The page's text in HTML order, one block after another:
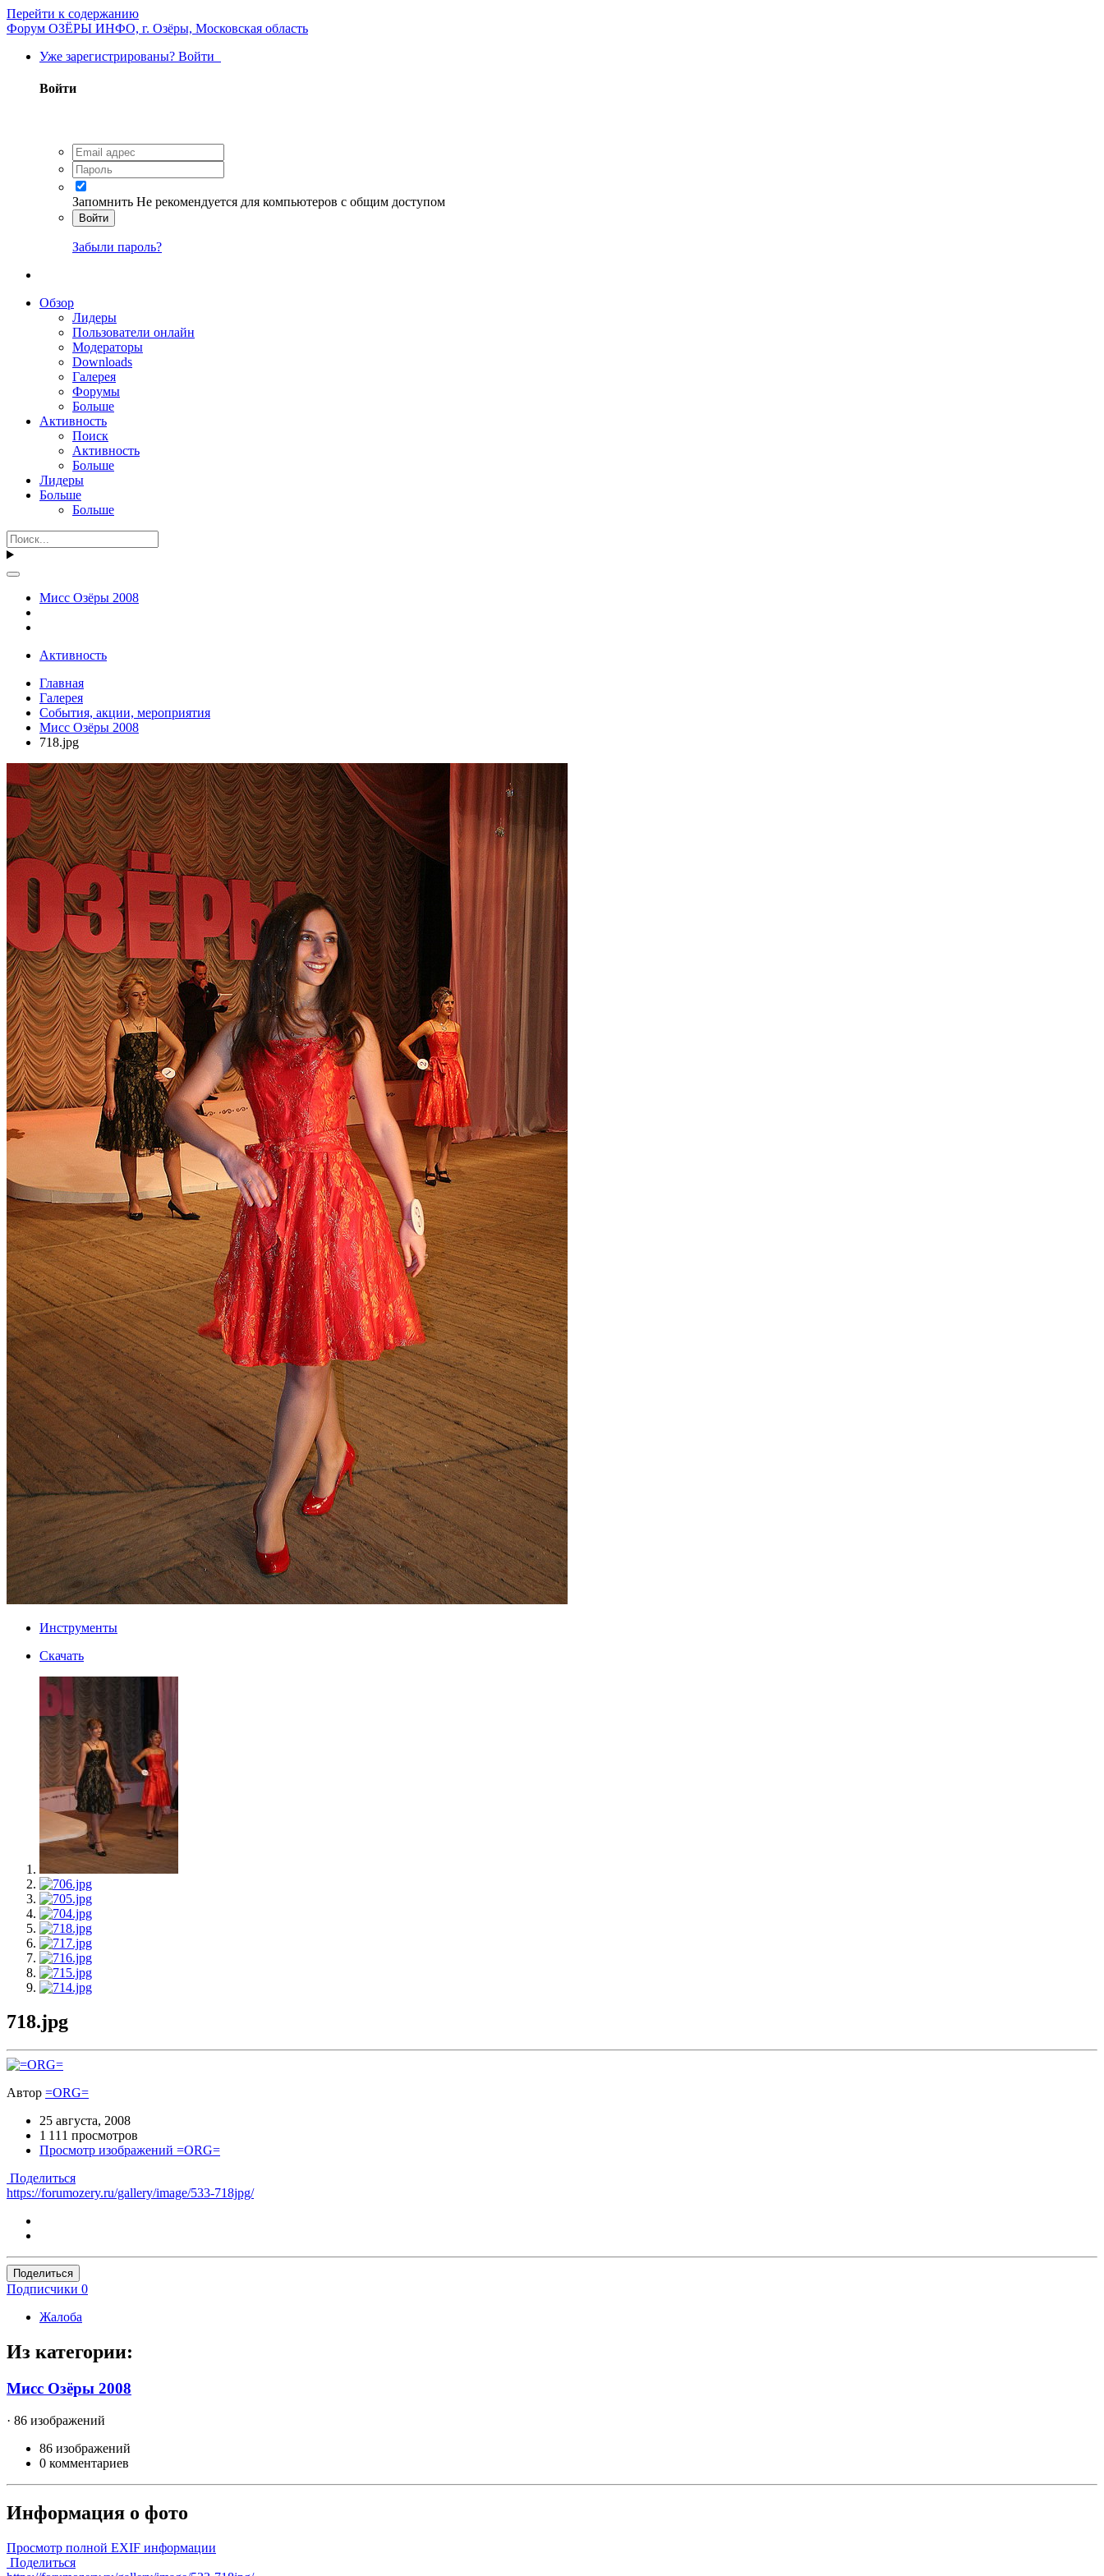
Перейти к содержанию
Форум ОЗЁРЫ ИНФО, г. Озёры, Московская область
Уже зарегистрированы? Войти
Войти
Запомнить Не рекомендуется для компьютеров с общим доступом
Войти
Забыли пароль?
Обзор
Лидеры
Пользователи онлайн
Модераторы
Downloads
Галерея
Форумы
Больше
Активность
Поиск
Активность
Больше
Лидеры
Больше
Больше
Мисс Озёры 2008
Активность
Главная
Галерея
События, акции, мероприятия
Мисс Озёры 2008
718.jpg
Инструменты
Скачать
718.jpg
Автор =ORG=
25 августа, 2008
1 111 просмотров
Просмотр изображений =ORG=
Поделиться
https://forumozery.ru/gallery/image/533-718jpg/
Поделиться
Подписчики 0
Жалоба
Из категории:
Мисс Озёры 2008
· 86 изображений
86 изображений
0 комментариев
Информация о фото
Просмотр полной EXIF информации
Поделиться